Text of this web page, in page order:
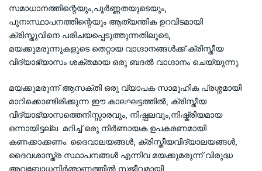
സമാധാനത്തിന്റെയും,പൂർണ്ണതയുടെയും,
പുനഃസ്ഥാപനത്തിന്റെയും ആത്യന്തിക ഉറവിടമായി
ക്രിസ്തുവിനെ പരിചയപ്പെടുത്തുന്നതിലൂടെ,
മയക്കുമരുന്നുകളുടെ തെറ്റായ വാഗ്ദാനങ്ങൾക്ക് ക്രിസ്തീയ
വിദ്യാഭ്യാസം ശക്തമായ ഒരു ബദൽ വാഗ്ദാനം ചെയ്യുന്നു.
മയക്കുമരുന്ന് ആസക്തി ഒരു വ്യാപക സാമൂഹിക പ്രശ്നമായി
മാറിക്കൊണ്ടിരിക്കുന്ന ഈ കാലഘട്ടത്തിൽ, ക്രിസ്തീയ
വിദ്യാഭ്യാസത്തെനിസ്സാരവും, നിഷ്ഫലവും,നിഷ്ക്രിയമായ
ഒന്നായിട്ടല്ല മറിച്ച് ഒരു നിർണായക ഉപകരണമായി
കണക്കാക്കണം. ദൈവാലയങ്ങൾ, ക്രിസ്തീയവിദ്യാലയങ്ങൾ,
ദൈവശാസ്ത്ര സ്ഥാപനങ്ങൾ എന്നിവ മയക്കുമരുന്ന് വിരുദ്ധ
അവബോധനിർമ്മാണത്തിൽ സജീവമായി